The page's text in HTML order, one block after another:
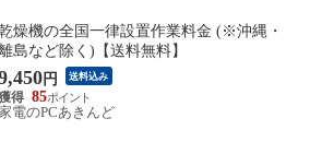
燥機の全国一律設置作業料金 (※沖縄・
島など除く)【送料無料】
円 送料込み
85
電のPCあきんど